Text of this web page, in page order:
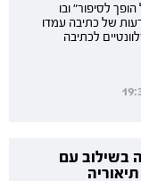
לסיפור" ובו
של כתיבה עמדו
לכתיבה
בשילוב עם